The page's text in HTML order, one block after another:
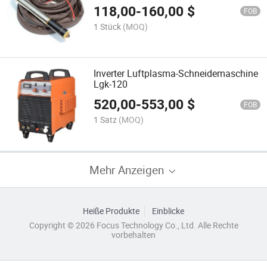
118,00-160,00 $ FOB
1 Stück (MOQ)
Inverter Luftplasma-Schneidemaschine
Lgk-120
520,00-553,00 $ FOB
1 Satz (MOQ)
Mehr Anzeigen
Heiße Produkte
Einblicke
Copyright © 2026 Focus Technology Co., Ltd. Alle Rechte
vorbehalten